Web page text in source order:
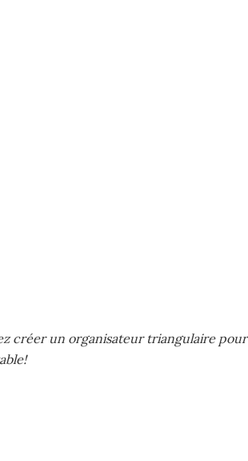
créer un organisateur triangulaire pour